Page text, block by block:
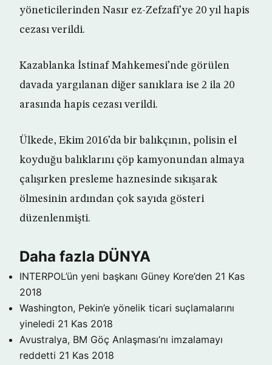
yöneticilerinden Nasır ez-Zefzafi’ye 20 yıl hapis
cezası verildi.
Kazablanka İstinaf Mahkemesi’nde görülen
davada yargılanan diğer sanıklara ise 2 ila 20
arasında hapis cezası verildi.
Ülkede, Ekim 2016’da bir balıkçının, polisin el
koyduğu balıklarını çöp kamyonundan almaya
çalışırken presleme haznesinde sıkışarak
ölmesinin ardından çok sayıda gösteri
düzenlenmişti.
Daha fazla DÜNYA
INTERPOL’ün yeni başkanı Güney Kore’den 21 Kas
2018
Washington, Pekin’e yönelik ticari suçlamalarını
yineledi 21 Kas 2018
Avustralya, BM Göç Anlaşması’nı imzalamayı
reddetti 21 Kas 2018